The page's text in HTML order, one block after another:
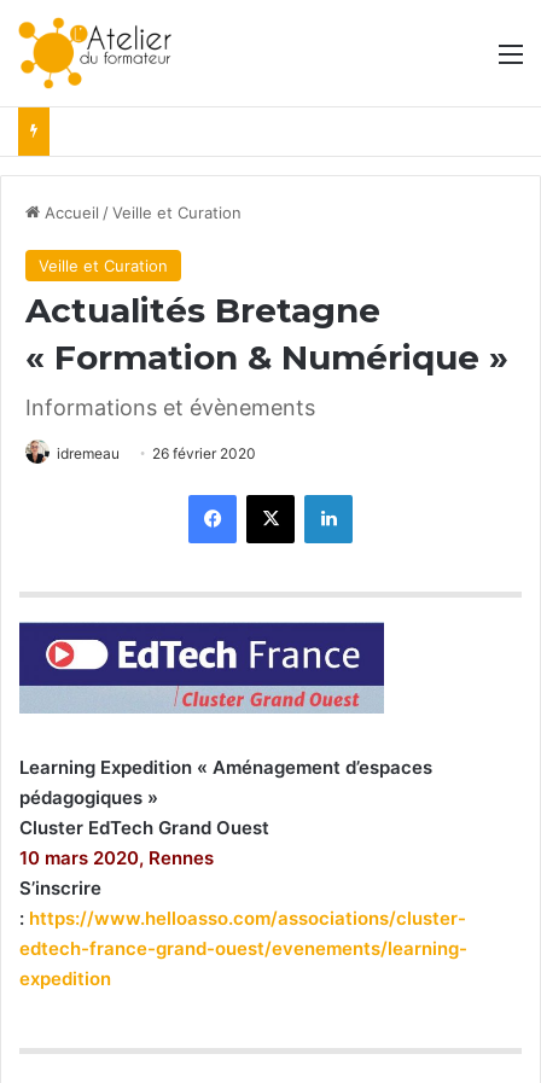
Accueil /Veille et Curation
Veille et Curation
Actualités Bretagne
« Formation & Numérique »
Informations et évènements
idremeau 26 février 2020
Facebook
X Linkedin
Learning Expedition « Aménagement d’espaces
pédagogiques »
Cluster EdTech Grand Ouest
10 mars 2020, Rennes
S’inscrire
: https://www.helloasso.com/associations/cluster-
edtech-france-grand-ouest/evenements/learning-
expedition